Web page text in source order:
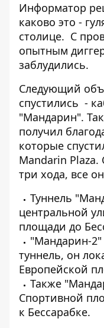
Информатор
каково это -
столице. С
опытным
заблудились.
Следующий
спустились -
"Мандарин".
получил
которые
Mandarin
три хода, все
Туннель
центральной
площади до
"Мандарин-
туннель, он
Европейской
Также
Спортивной
к Бессарабке.